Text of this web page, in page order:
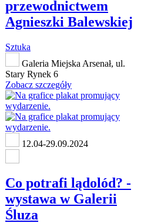
przewodnictwem
Agnieszki Balewskiej
Sztuka
Galeria Miejska Arsenał, ul.
Stary Rynek 6
Zobacz szczegóły
12.04-29.09.2024
Co potrafi lądolód? -
wystawa w Galerii
Śluza